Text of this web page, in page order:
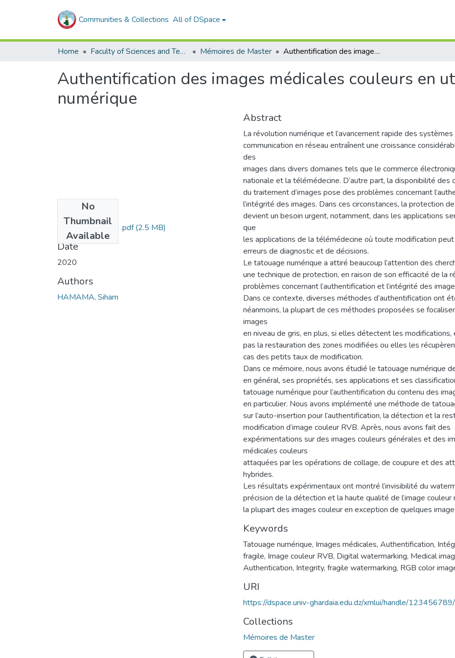
Communities & Collections All of DSpace
Home Faculty of Sciences and Technology Mémoires de Master Authentification des images médicales couleurs en utilisant le tatouage numérique
Authentification des images médicales couleurs en
numérique
No
Thumbnail
Available
01 hamama siham .pdf(2.5 MB)
Date
2020
Authors
HAMAMA, Siham
Abstract
La révolution numérique et l’avancement rapide des systèmes
communication en réseau entraînent une croissance
des
images dans divers domaines tels que le commerce
nationale et la télémédecine. D’autre part, la disponibilité des
du traitement d’images pose des problèmes concernant
l’intégrité des images. Dans ces circonstances, la protection
devient un besoin urgent, notamment, dans les applications
que
les applications de la télémédecine où toute modification
erreurs de diagnostic et de décisions.
Le tatouage numérique a attiré beaucoup l’attention des
une technique de protection, en raison de son efficacité de la
problèmes concernant l’authentification et l’intégrité des
Dans ce contexte, diverses méthodes d’authentification ont
néanmoins, la plupart de ces méthodes proposées se
images
en niveau de gris, en plus, si elles détectent les modifications,
pas la restauration des zones modifiées ou elles les
cas des petits taux de modification.
Dans ce mémoire, nous avons étudié le tatouage numérique
en général, ses propriétés, ses applications et ses
tatouage numérique pour l’authentification du contenu des
en particulier. Nous avons implémenté une méthode de
sur l’auto-insertion pour l’authentification, la détection et la
modification d’image couleur RVB. Après, nous avons fait des
expérimentations sur des images couleurs générales et des
médicales couleurs
attaquées par les opérations de collage, de coupure et des
hybrides.
Les résultats expérimentaux ont montré l’invisibilité du
précision de la détection et la haute qualité de l’image couleur
la plupart des images couleur en exception de quelques
Keywords
Tatouage numérique, Images médicales, Authentification,
fragile, Image couleur RVB, Digital watermarking, Medical
Authentication, Integrity, fragile watermarking, RGB color
URI
https://dspace.univ-ghardaia.edu.dz/xmlui/handle/
Collections
Mémoires de Master